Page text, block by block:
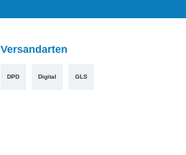
Versandarten
DPD Digital GLS